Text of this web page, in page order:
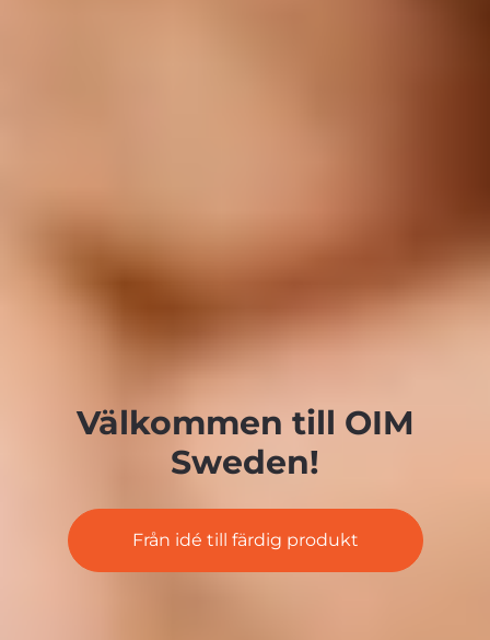
Välkommen till OIM
Sweden!
Från idé till färdig produkt